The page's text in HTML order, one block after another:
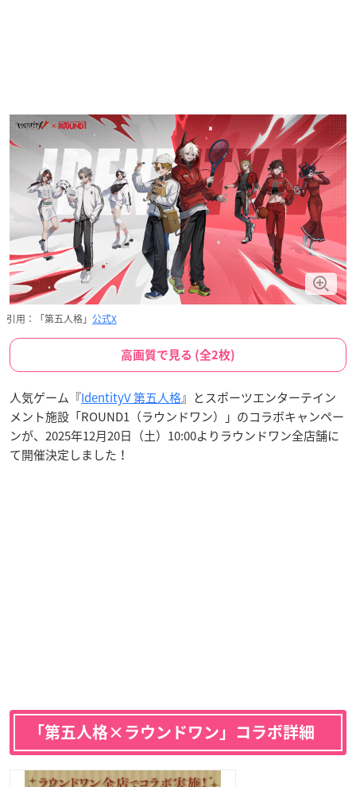
引用：「第五人格」 公式X
高画質で見る (全2枚)
人気ゲーム『IdentityV 第五人格』とスポーツエンターテイン
メント施設「ROUND1（ラウンドワン）」のコラボキャンペー
ンが、2025年12月20日（土）10:00よりラウンドワン全店舗に
て開催決定しました！
「第五人格×ラウンドワン」コラボ詳細